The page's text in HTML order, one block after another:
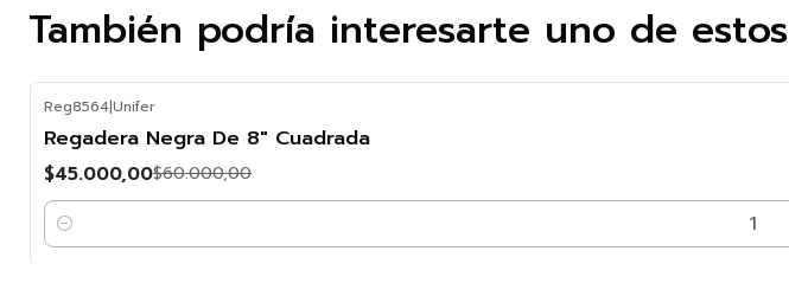
También podría interesarte uno de estos
-25%
OFF
Reg8564|Unifer
Regadera Negra De 8" Cuadrada
$45.000,00$60.000,00
Cantidad